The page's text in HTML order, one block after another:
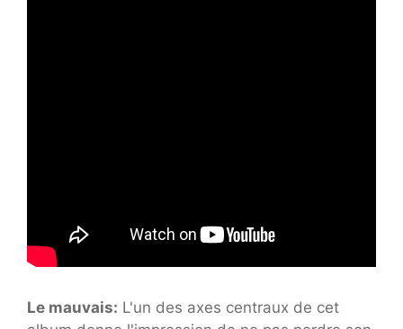
Le mauvais: L'un des axes centraux de cet